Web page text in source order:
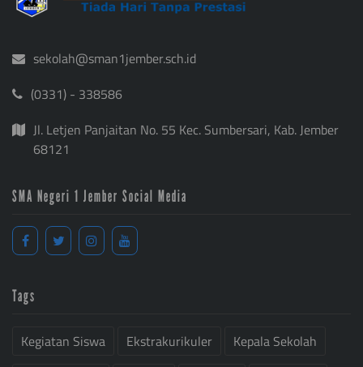
sekolah@sman1jember.sch.id
(0331) - 338586
Jl. Letjen Panjaitan No. 55 Kec. Sumbersari, Kab. Jember
68121
SMA Negeri 1 Jember Social Media
Tags
Kegiatan Siswa Ekstrakurikuler
Kepala Sekolah